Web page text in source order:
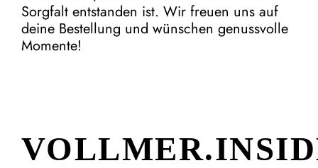
Sorgfalt entstanden ist. Wir freuen uns auf
deine Bestellung und wünschen genussvolle
Momente!